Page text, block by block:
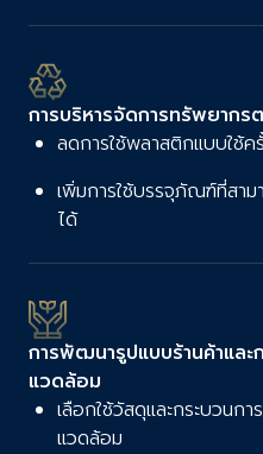
การบริหารจัดการทรัพยากร
ลดการใช้พลาสติกแบบใช้ค
เพิ่มการใช้บรรจุภัณฑ์ที่สาม
ได้
การพัฒนารูปแบบร้านค้าและ
แวดล้อม
เลือกใช้วัสดุและกระบวนก
แวดล้อม